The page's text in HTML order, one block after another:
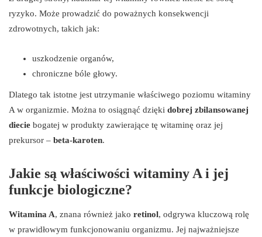
ryzyko. Może prowadzić do poważnych konsekwencji
zdrowotnych, takich jak:
uszkodzenie organów,
chroniczne bóle głowy.
Dlatego tak istotne jest utrzymanie właściwego poziomu witaminy
A w organizmie. Można to osiągnąć dzięki dobrej zbilansowanej
diecie bogatej w produkty zawierające tę witaminę oraz jej
prekursor – beta-karoten.
Jakie są właściwości witaminy A i jej
funkcje biologiczne?
Witamina A, znana również jako retinol, odgrywa kluczową rolę
w prawidłowym funkcjonowaniu organizmu. Jej najważniejsze